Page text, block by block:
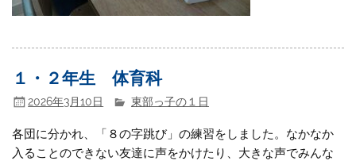
１・２年生 体育科
2026年3月10日 東部っ子の１日
各団に分かれ、「８の字跳び」の練習をしました。なかなか
入ることのできない友達に声をかけたり、大きな声でみんな